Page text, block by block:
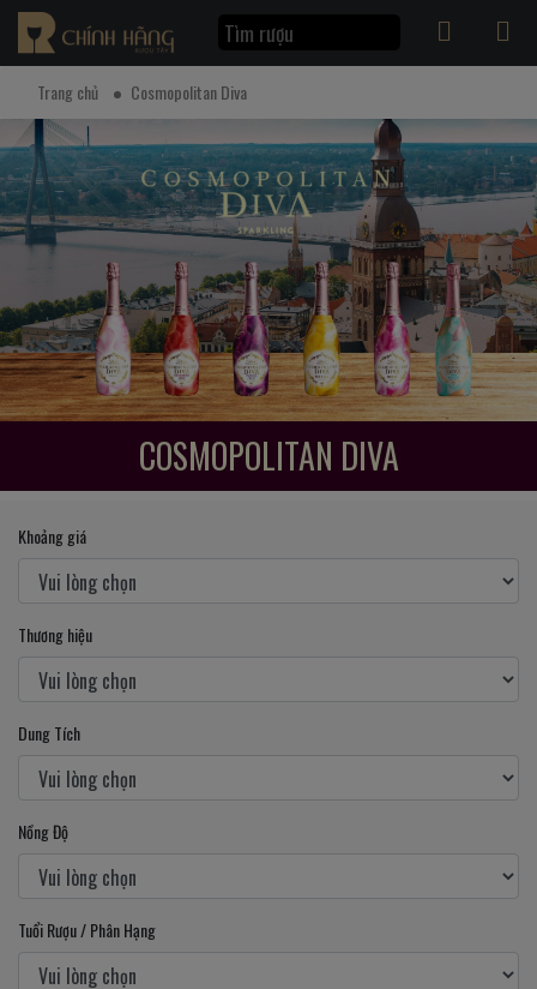
Trang chủ Cosmopolitan Diva
COSMOPOLITAN DIVA
Khoảng giá
Thương hiệu
Dung Tích
Nồng Độ
Tuổi Rượu / Phân Hạng